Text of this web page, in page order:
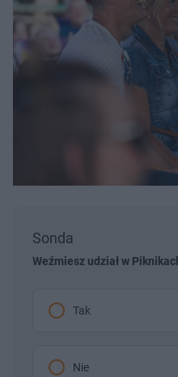
Sonda
Weźmiesz udział w
Tak
Nie